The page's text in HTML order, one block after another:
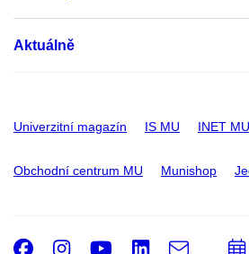
Aktuálně
Univerzitní magazín IS MU INET MU
Obchodní centrum MU Munishop
Facebook
Instagram
Youtube
LinkedIn
e-